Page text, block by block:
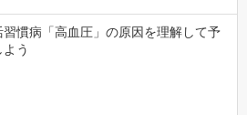
習慣病「高血圧」の原因を理解して予
よう